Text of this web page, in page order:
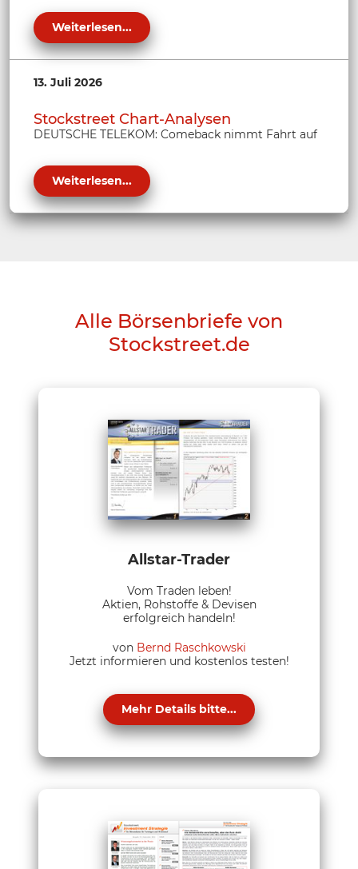
Weiterlesen...
13. Juli 2026
Stockstreet Chart-Analysen
DEUTSCHE TELEKOM: Comeback nimmt Fahrt auf
Weiterlesen...
Alle Börsenbriefe von
Stockstreet.de
Allstar-Trader
Vom Traden leben!
Aktien, Rohstoffe & Devisen
erfolgreich handeln!
von Bernd Raschkowski
Jetzt informieren und kostenlos testen!
Mehr Details bitte...